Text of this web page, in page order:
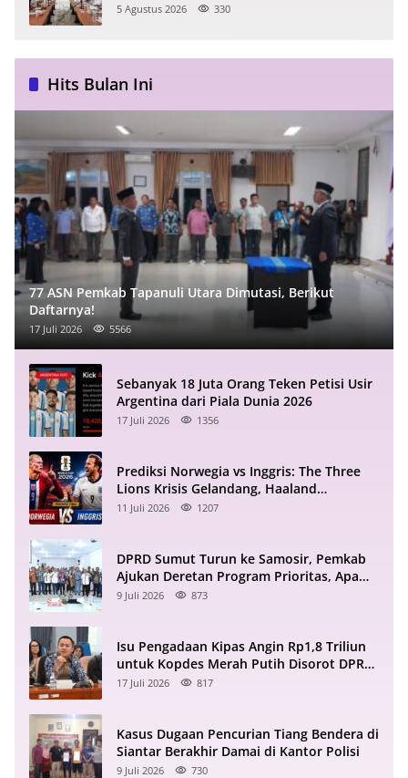
5 Agustus 2026 330
Hits Bulan Ini
77 ASN Pemkab Tapanuli Utara Dimutasi, Berikut
Daftarnya!
17 Juli 2026 5566
Sebanyak 18 Juta Orang Teken Petisi Usir
Argentina dari Piala Dunia 2026
17 Juli 2026 1356
Prediksi Norwegia vs Inggris: The Three
Lions Krisis Gelandang, Haaland
Mengintai
11 Juli 2026 1207
DPRD Sumut Turun ke Samosir, Pemkab
Ajukan Deretan Program Prioritas, Apa
Saja?
9 Juli 2026 873
Isu Pengadaan Kipas Angin Rp1,8 Triliun
untuk Kopdes Merah Putih Disorot DPR
RI
17 Juli 2026 817
Kasus Dugaan Pencurian Tiang Bendera di
Siantar Berakhir Damai di Kantor Polisi
9 Juli 2026 730